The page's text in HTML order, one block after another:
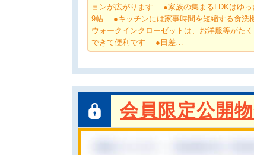
ョンが広がります ●家族の集まるLDKはゆっ
9帖 ●キッチンには家事時間を短縮する食
ウォークインクローゼットは、お洋服等がた
できて便利です ●日差…
会員限定公開